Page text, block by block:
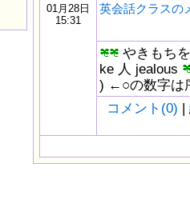
01月28日
15:31
英会話クラスの
やきもち
ke 人 jealous
) ←○の数字は
コメント(0) |